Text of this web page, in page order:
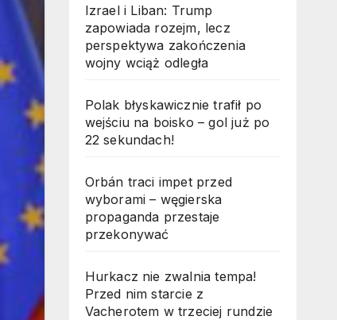
Izrael i Liban: Trump
zapowiada rozejm, lecz
perspektywa zakończenia
wojny wciąż odległa
Polak błyskawicznie trafił po
wejściu na boisko – gol już po
22 sekundach!
Orbán traci impet przed
wyborami – węgierska
propaganda przestaje
przekonywać
Hurkacz nie zwalnia tempa!
Przed nim starcie z
Vacherotem w trzeciej rundzie